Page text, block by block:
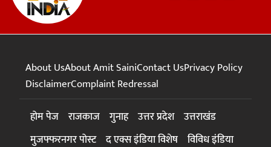
About UsAbout Amit SainiContact UsPrivacy Policy
DisclaimerComplaint Redressal
होम पेज राजकाज गुनाह उत्तर प्रदेश उत्तराखंड
मुजफ्फरनगर पोस्ट द एक्स इंडिया विशेष विविध इंडिया